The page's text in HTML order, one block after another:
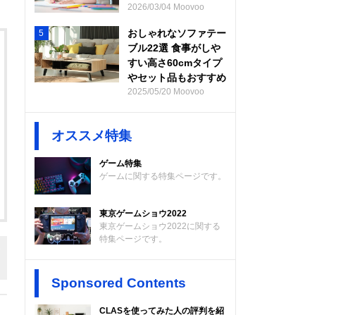
2026/03/04 Moovoo
5
おしゃれなソファテー
ブル22選 食事がしや
すい高さ60cmタイプ
やセット品もおすすめ
2025/05/20 Moovoo
オススメ特集
ゲーム特集
ゲームに関する特集ページです。
東京ゲームショウ2022
東京ゲームショウ2022に関する
特集ページです。
Sponsored Contents
CLASを使ってみた人の評判を紹